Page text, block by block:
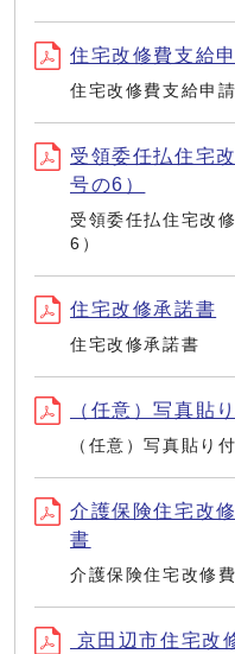
住宅改修費支給
住宅改修費支給申
受領委任払住宅
号の6）
受領委任払住宅改
6）
住宅改修承諾書
住宅改修承諾書
（任意）写真貼
（任意）写真貼り
介護保険住宅改
書
介護保険住宅改修
京田辺市住宅改